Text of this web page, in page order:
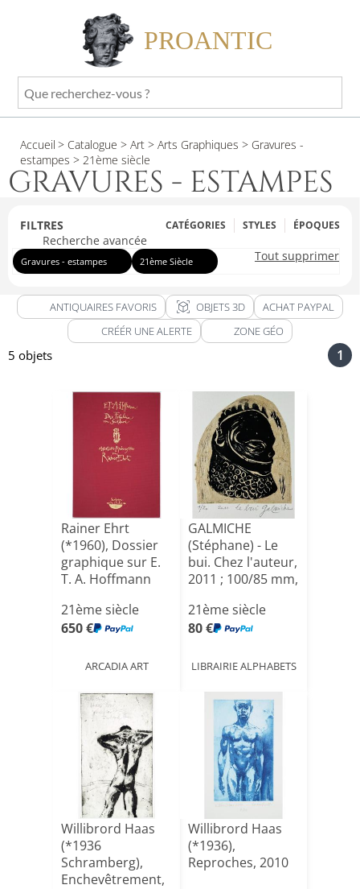
PROANTIC
Que
recherchez-
?
Accueil > Catalogue > Art > Arts Graphiques > Gravures -
estampes > 21ème siècle
GRAVURES - ESTAMPES
FILTRES CATÉGORIES STYLES ÉPOQUES
Recherche avancée
Tout supprimer
Gravures - estampes 21ème Siècle
ANTIQUAIRES FAVORIS view_in_ar OBJETS 3D
ACHAT PAYPAL
CRÉÉR UNE ALERTE
ZONE GÉO
5 objets 1
Rainer Ehrt
(*1960), Dossier
graphique sur E.
T. A. Hoffmann
21ème siècle
650 €
ARCADIA ART
GALMICHE
(Stéphane) - Le
bui. Chez l'auteur,
2011 ; 100/85 mm,
21ème siècle
80 €
LIBRAIRIE ALPHABETS
Willibrord Haas
(*1936
Schramberg),
Enchevêtrement,
Willibrord Haas
(*1936),
Reproches, 2010